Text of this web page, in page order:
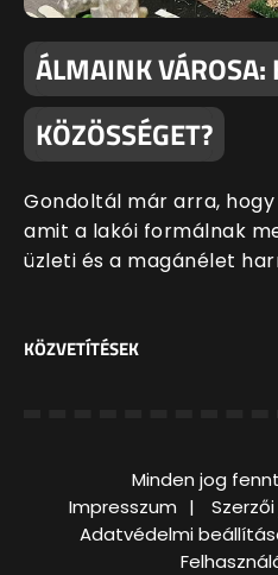
ÁLMAINK VÁROSA:
KÖZÖSSÉGET?
Gondoltál már arra,
amit a lakói formálnak
üzleti és a magánélet
KÖZVETÍTÉSEK
Minden jog
Impresszum
Adatvédelmi